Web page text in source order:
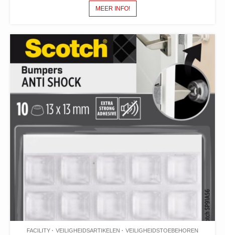
MEER INFO!
FACILITY VEILIGHEIDSARTIKELEN VEILIGHEIDSTOEBEHOREN